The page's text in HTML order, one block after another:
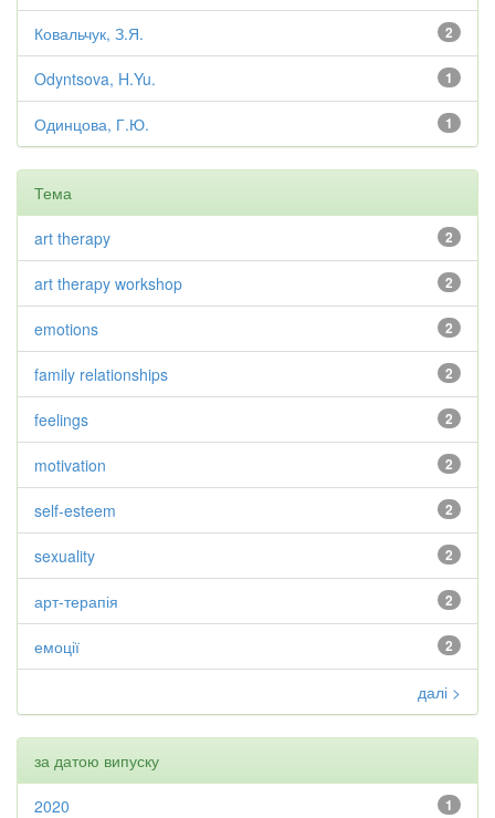
2
Ковальчук, З.Я.
1
Odyntsova, H.Yu.
1
Одинцова, Г.Ю.
Тема
2
art therapy
2
art therapy workshop
2
emotions
2
family relationships
2
feelings
2
motivation
2
self-esteem
2
sexuality
2
арт-терапія
2
емоції
далі >
за датою випуску
1
2020